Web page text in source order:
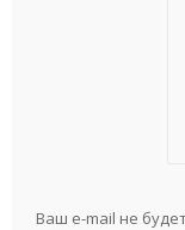
Ваш e-mail не